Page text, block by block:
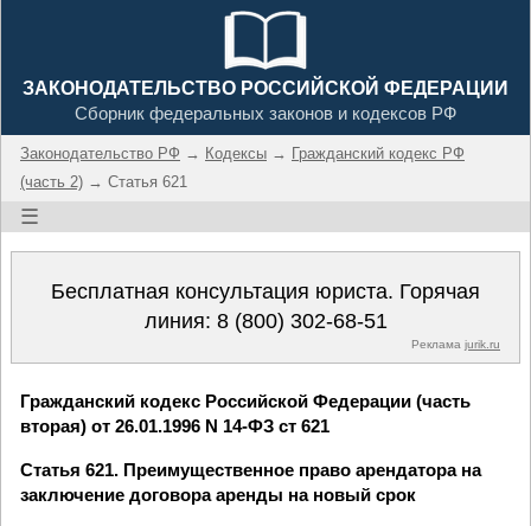
ЗАКОНОДАТЕЛЬСТВО РОССИЙСКОЙ ФЕДЕРАЦИИ
Сборник федеральных законов и кодексов РФ
Законодательство РФ → Кодексы → Гражданский кодекс РФ
(часть 2) → Статья 621
☰
Бесплатная консультация юриста. Горячая
линия: 8 (800) 302-68-51
Реклама jurik.ru
Гражданский кодекс Российской Федерации (часть
вторая) от 26.01.1996 N 14-ФЗ ст 621
Статья 621. Преимущественное право арендатора на
заключение договора аренды на новый срок